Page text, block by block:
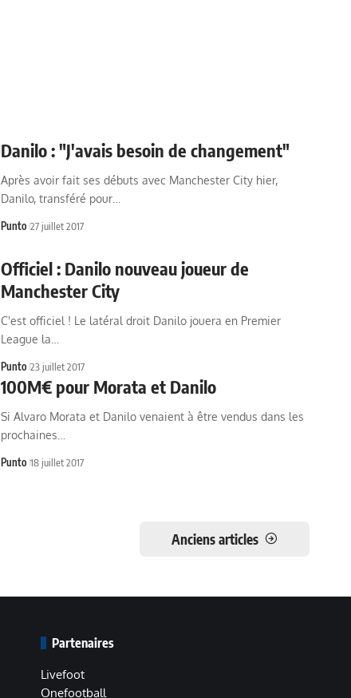
Danilo : "J'avais besoin de changement"
Après avoir fait ses débuts avec Manchester City hier,
Danilo, transféré pour…
Punto 27 juillet 2017
Officiel : Danilo nouveau joueur de
Manchester City
C'est officiel ! Le latéral droit Danilo jouera en Premier
League la…
Punto 23 juillet 2017
100M€ pour Morata et Danilo
Si Alvaro Morata et Danilo venaient à être vendus dans les
prochaines…
Punto 18 juillet 2017
Anciens articles
Partenaires
Livefoot
Onefootball